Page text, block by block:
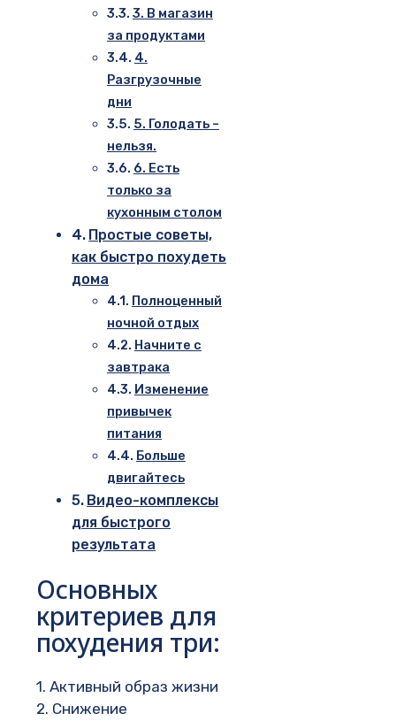
3. В магазин
за продуктами
4.
Разгрузочные
дни
5. Голодать –
нельзя.
6. Есть
только за
кухонным столом
Простые советы,
как быстро похудеть
дома
Полноценный
ночной отдых
Начните с
завтрака
Изменение
привычек
питания
Больше
двигайтесь
Видео-комплексы
для быстрого
результата
Основных
критериев для
похудения три:
1. Активный образ жизни
2. Снижение